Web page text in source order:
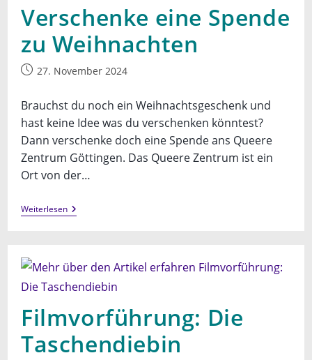
Verschenke eine Spende
zu Weihnachten
Beitrag27. November 2024
Brauchst du noch ein Weihnachtsgeschenk und
hast keine Idee was du verschenken könntest?
Dann verschenke doch eine Spende ans Queere
Zentrum Göttingen. Das Queere Zentrum ist ein
Ort von der…
WeiterlesenVerschenke
Eine
Filmvorführung: Die
Taschendiebin